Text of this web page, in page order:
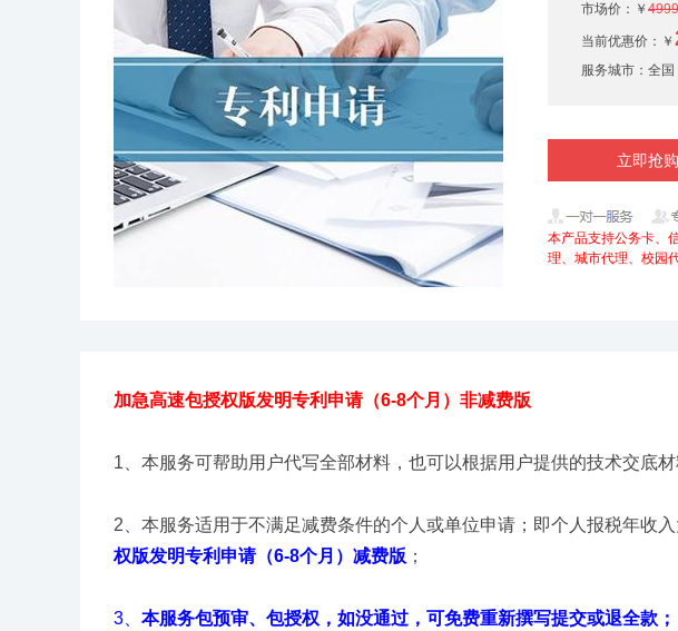
市场价：￥
当前优惠价： ￥
服务城市： 全国
立即抢购
本产品支持公务卡、
理、城市代理、校园
加急高速包授权版发明专利申请（6-8个月）非减费版
1、本服务可帮助用户代写全部材料，也可以根据用户提供的技术交底材
2、本服务适用于不满足减费条件的个人或单位申请；即个人报税年收
权版发明专利申请（6-8个月）减费版 ；
3、 本服务包预审、包授权，如没通过，可免费重新撰写提交或退全款；